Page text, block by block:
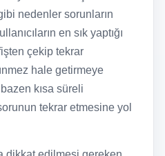
nedenler sorunların
en sık yaptığı
çekip tekrar
hale getirmeye
kısa süreli
tekrar etmesine yol